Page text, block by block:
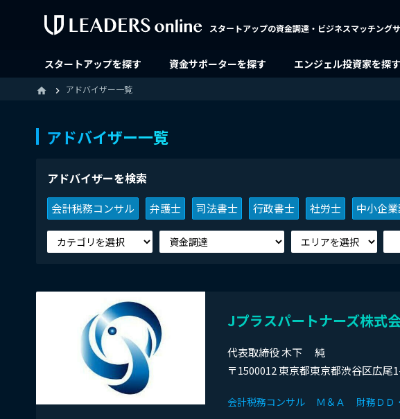
スタートアップの資金調達・ビジネスマッチング
スタートアップを探す 資金サポーターを探す エンジェル投資家を探す
home アドバイザー一覧
アドバイザー一覧
アドバイザーを検索
会計税務コンサル 弁護士 司法書士 行政書士 社労士 中小企
Jプラスパートナーズ株式
代表取締役 木下 純
〒1500012 東京都東京都渋谷区広尾
会計税務コンサル Ｍ＆Ａ 財務ＤＤ